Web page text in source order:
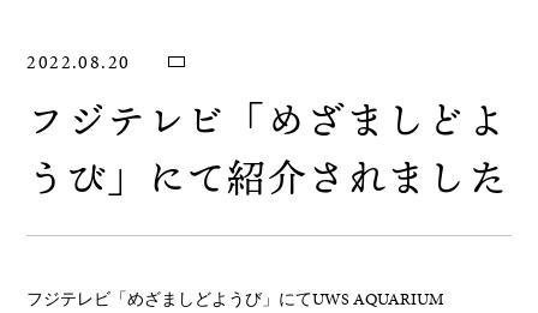
2022.08.20
フジテレビ「めざましどよ
うび」にて紹介されました
フジテレビ「めざましどようび」にてUWS AQUARIUM